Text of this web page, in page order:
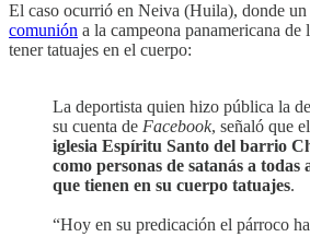
El caso ocurrió en Neiva (Huila), donde un
comunión a la campeona panamericana de
tener tatuajes en el cuerpo:
La deportista quien hizo pública la
su cuenta de Facebook, señaló que el
iglesia Espíritu Santo del barrio
como personas de satanás a todas
que tienen en su cuerpo tatuajes.
“Hoy en su predicación el párroco